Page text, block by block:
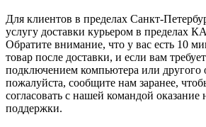
Для клиентов в пределах Санкт-
услугу доставки курьером в пределах
Обратите внимание, что у вас есть 10
товар после доставки, и если вам
подключением компьютера или другого
пожалуйста, сообщите нам заранее,
согласовать с нашей командой оказание
поддержки.